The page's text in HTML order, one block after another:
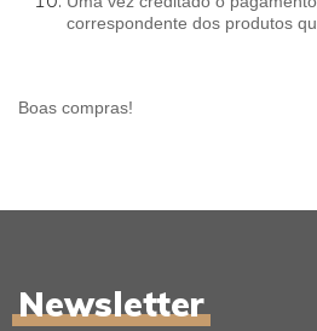
correspondente dos produtos
Boas compras!
Newsletter